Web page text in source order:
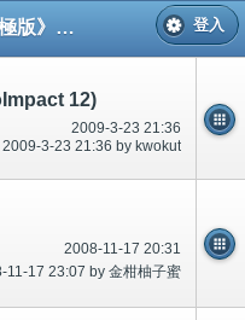
《吞食天地2‧究極版》貼圖區 登入
12)
2009-3-23 21:36
2009-3-23 21:36 by kwokut
2008-11-17 20:31
11-17 23:07 by 金柑柚子蜜